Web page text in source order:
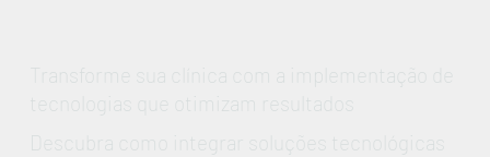
Transforme sua clínica com a implementação de
tecnologias que otimizam resultados
Descubra como integrar soluções tecnológicas